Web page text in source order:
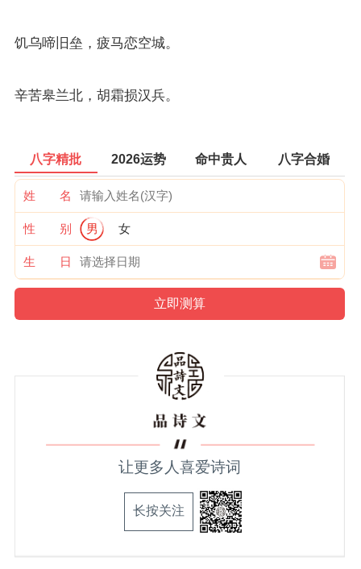
饥乌啼旧垒，疲马恋空城。
辛苦皋兰北，胡霜损汉兵。
八字精批 2026运势 命中贵人 八字合婚
姓 名
性 别 男 女
生 日
让更多人喜爱诗词
长按关注